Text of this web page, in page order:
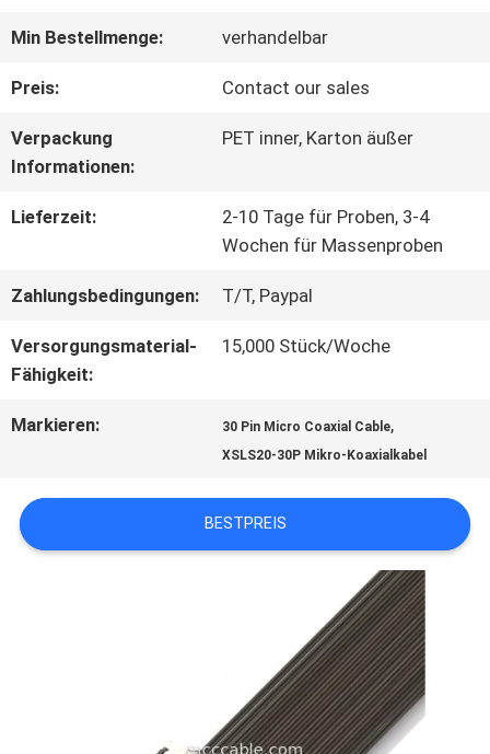
QUALITÄTSKONTROLLE
KONTAKT
MIT
NEUIGKEITEN
RECHTSSACHEN
BITTE
Min Bestellmenge: verhandelbar
Preis: Contact our sales
Verpackung
Informationen:
PET inner, Karton äußer
Lieferzeit:
2-10 Tage für Proben, 3-4
Wochen für Massenproben
Zahlungsbedingungen: T/T, Paypal
Versorgungsmaterial-
Fähigkeit:
15,000 Stück/Woche
Markieren: 30 Pin Micro Coaxial Cable,
XSLS20-30P Mikro-Koaxialkabel
BESTPREIS